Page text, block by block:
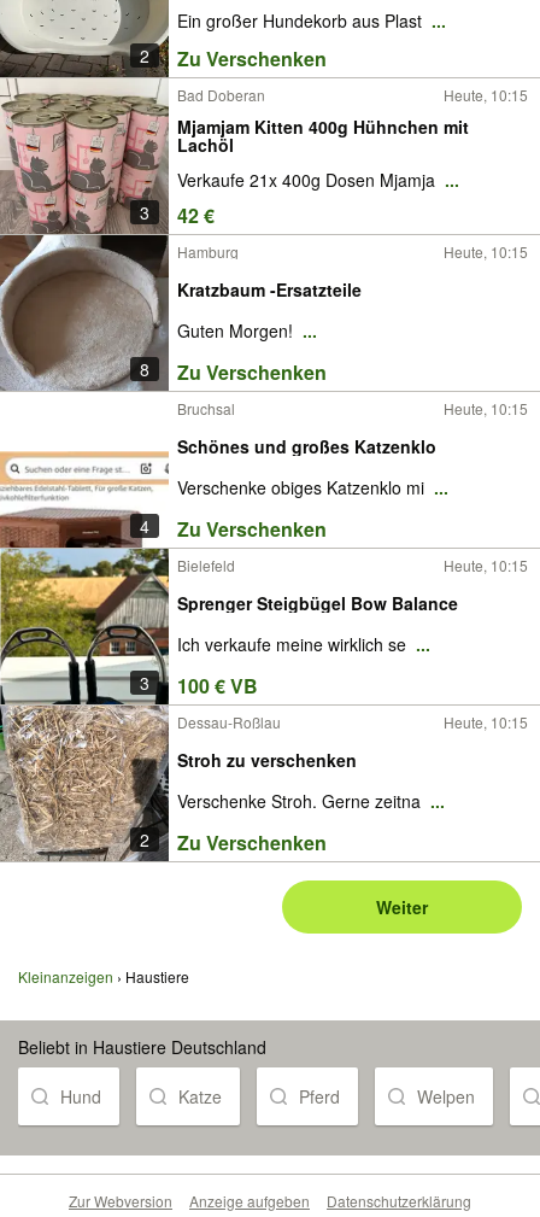
2
Ein großer Hundekorb aus Plast ...
Zu Verschenken
3
Bad Doberan Heute, 10:15
Mjamjam Kitten 400g Hühnchen mit
Lachöl
Verkaufe 21x 400g Dosen Mjamja ...
42 €
8
Hamburg Heute, 10:15
Kratzbaum -Ersatzteile
Guten Morgen! ...
Zu Verschenken
4
Bruchsal Heute, 10:15
Schönes und großes Katzenklo
Verschenke obiges Katzenklo mi ...
Zu Verschenken
3
Bielefeld Heute, 10:15
Sprenger Steigbügel Bow Balance
Ich verkaufe meine wirklich se ...
100 € VB
2
Dessau-Roßlau Heute, 10:15
Stroh zu verschenken
Verschenke Stroh. Gerne zeitna ...
Zu Verschenken
Weiter
Kleinanzeigen Haustiere
Beliebt in Haustiere Deutschland
Hund Katze Pferd Welpen
Zur Webversion Anzeige aufgeben Datenschutzerklärung